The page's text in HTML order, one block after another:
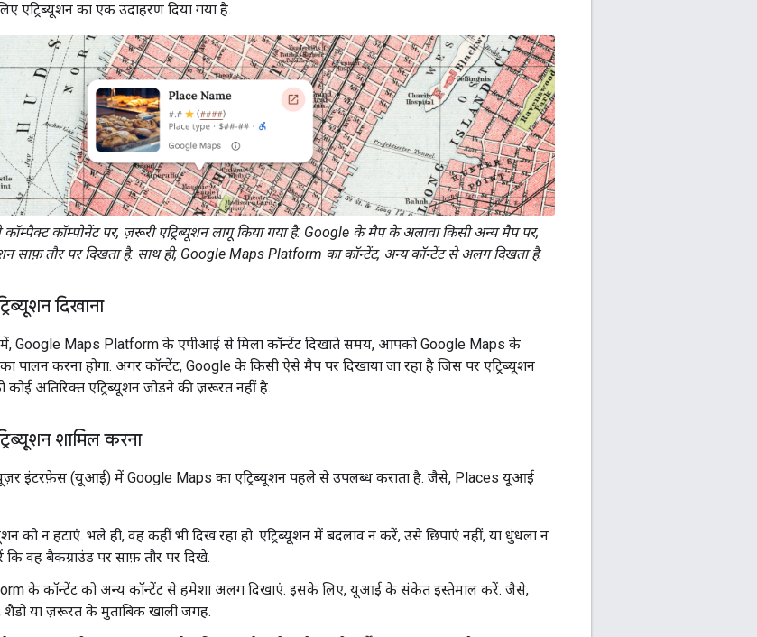
एट्रिब्यूशन का एक उदाहरण दिया गया है.
कॉम्पोनेंट पर, ज़रूरी एट्रिब्यूशन लागू किया गया है. Google के मैप के अलावा किसी अन्य मैप पर,
साफ़ तौर पर दिखता है. साथ ही, Google Maps Platform का कॉन्टेंट, अन्य कॉन्टेंट से अलग दिखता है.
दिखाना
Google Maps Platform के एपीआई से मिला कॉन्टेंट दिखाते समय, आपको Google Maps के
पालन करना होगा. अगर कॉन्टेंट, Google के किसी ऐसे मैप पर दिखाया जा रहा है जिस पर एट्रिब्यूशन
अतिरिक्त एट्रिब्यूशन जोड़ने की ज़रूरत नहीं है.
शामिल करना
इंटरफ़ेस (यूआई) में Google Maps का एट्रिब्यूशन पहले से उपलब्ध कराता है. जैसे, Places यूआई
को न हटाएं. भले ही, वह कहीं भी दिख रहा हो. एट्रिब्यूशन में बदलाव न करें, उसे छिपाएं नहीं, या धुंधला न
वह बैकग्राउंड पर साफ़ तौर पर दिखे.
के कॉन्टेंट को अन्य कॉन्टेंट से हमेशा अलग दिखाएं. इसके लिए, यूआई के संकेत इस्तेमाल करें. जैसे,
शैडो या ज़रूरत के मुताबिक खाली जगह.